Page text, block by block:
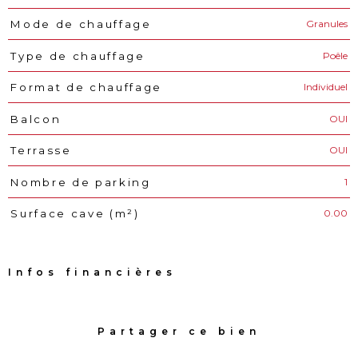
Mode de chauffage Granules
Type de chauffage Poêle
Format de chauffage Individuel
Balcon OUI
Terrasse OUI
Nombre de parking 1
Surface cave (m²) 0.00
Infos financières
Partager ce bien